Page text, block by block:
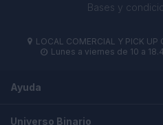
Bases y
 LOCAL COMERCIAL Y PICK
 Lunes a viernes de 10 a
Ayuda
Universo Binario